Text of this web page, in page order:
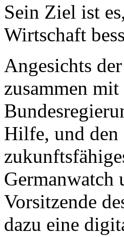
Sein Ziel ist
Wirtschaft
Angesichts
zusammen
Hilfe, und den
Vorsitzende
dazu eine